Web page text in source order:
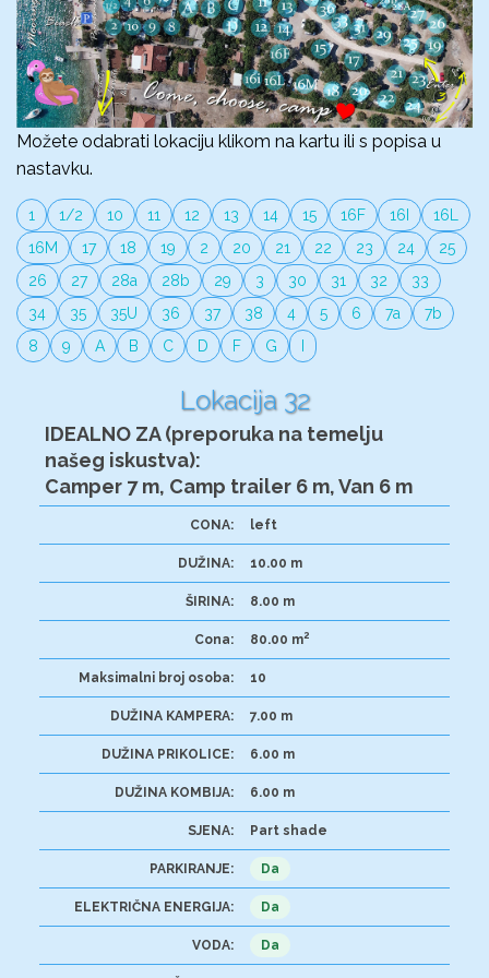
Možete odabrati lokaciju klikom na kartu ili s popisa u
nastavku.
1 1/2 10 11 12 13 14 15 16F 16I
16L
16M
17 18 19 2 20 21 22 23 24
25
26
27 28a 28b 29 3 30 31 32
33
34
35 35U 36 37 38 4 5 6 7a
7b
8
9 A B C D F G
Lokacija 32
IDEALNO ZA (preporuka na temelju
našeg iskustva):
Camper 7 m, Camp trailer 6 m, Van 6 m
CONA: left
DUŽINA: 10.00 m
ŠIRINA: 8.00 m
Cona: 80.00 m2
Maksimalni broj osoba: 10
DUŽINA KAMPERA: 7.00 m
DUŽINA PRIKOLICE: 6.00 m
DUŽINA KOMBIJA: 6.00 m
SJENA: Part shade
PARKIRANJE: Da
ELEKTRIČNA ENERGIJA: Da
VODA: Da